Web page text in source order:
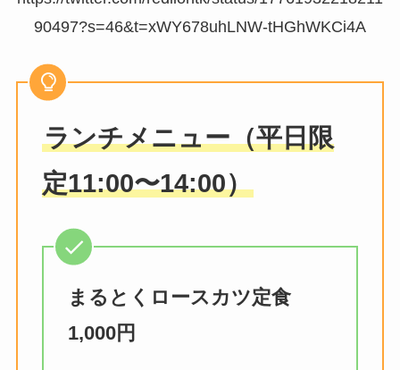
90497?s=46&t=xWY678uhLNW-tHGhWKCi4A
ランチメニュー（平日限
定11:00〜14:00）
まるとくロースカツ定食
1,000円